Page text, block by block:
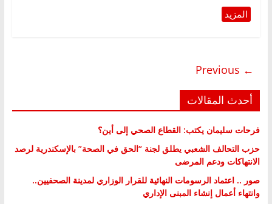
← Previous
أحدث المقالات
فرحات سليمان يكتب: القطاع الصحي إلى أين؟
حزب التحالف الشعبي يطلق لجنة “الحق في الصحة” بالإسكندرية لرصد
الانتهاكات ودعم المرضى
صور .. اعتماد الرسومات النهائية للقرار الوزاري لمدينة الصحفيين..
وانتهاء أعمال إنشاء المبنى الإداري